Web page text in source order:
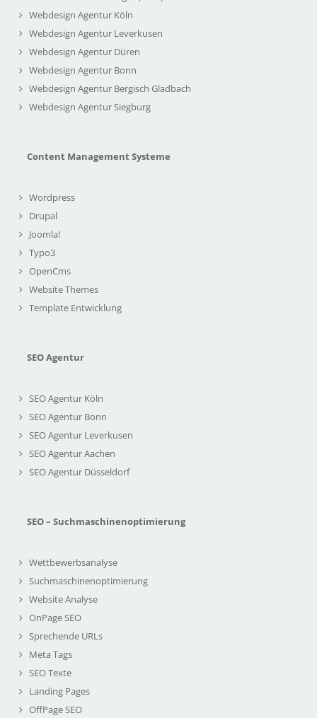
Webdesign Agentur Köln
Webdesign Agentur Leverkusen
Webdesign Agentur Düren
Webdesign Agentur Bonn
Webdesign Agentur Bergisch Gladbach
Webdesign Agentur Siegburg
Content Management Systeme
Wordpress
Drupal
Joomla!
Typo3
OpenCms
Website Themes
Template Entwicklung
SEO Agentur
SEO Agentur Köln
SEO Agentur Bonn
SEO Agentur Leverkusen
SEO Agentur Aachen
SEO Agentur Düsseldorf
SEO – Suchmaschinenoptimierung
Wettbewerbsanalyse
Suchmaschinenoptimierung
Website Analyse
OnPage SEO
Sprechende URLs
Meta Tags
SEO Texte
Landing Pages
OffPage SEO